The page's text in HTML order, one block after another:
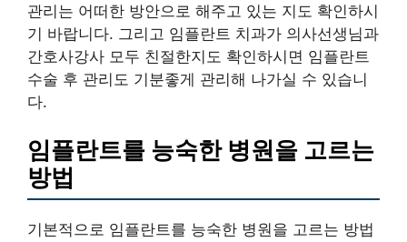
관리는 어떠한 방안으로 해주고 있는 지도 확인하시
기 바랍니다. 그리고 임플란트 치과가 의사선생님과
간호사강사 모두 친절한지도 확인하시면 임플란트
수술 후 관리도 기분좋게 관리해 나가실 수 있습니
다.
임플란트를 능숙한 병원을 고르는
방법
기본적으로 임플란트를 능숙한 병원을 고르는 방법